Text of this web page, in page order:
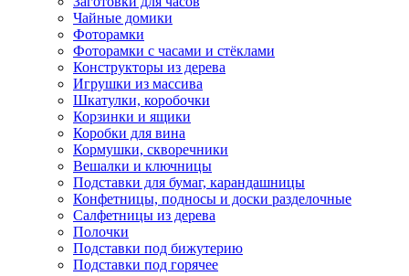
Чайные домики
Фоторамки
Фоторамки с часами и стёклами
Конструкторы из дерева
Игрушки из массива
Шкатулки, коробочки
Корзинки и ящики
Коробки для вина
Кормушки, скворечники
Вешалки и ключницы
Подставки для бумаг, карандашницы
Конфетницы, подносы и доски разделочные
Салфетницы из дерева
Полочки
Подставки под бижутерию
Подставки под горячее